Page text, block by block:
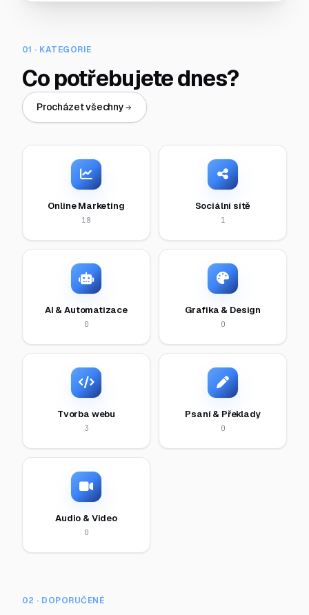
01 · KATEGORIE
Co potřebujete dnes?
Procházet všechny
Online Marketing
18
Sociální sítě
1
AI & Automatizace
0
Grafika & Design
0
Tvorba webu
3
Psaní & Překlady
0
Audio & Video
0
02 · DOPORUČENÉ